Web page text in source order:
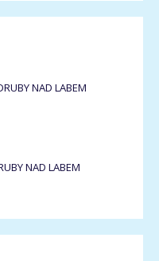
NAD LABEM